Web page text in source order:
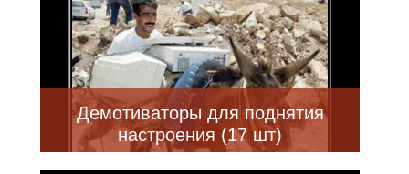
Демотиваторы для поднятия
настроения (17 шт)